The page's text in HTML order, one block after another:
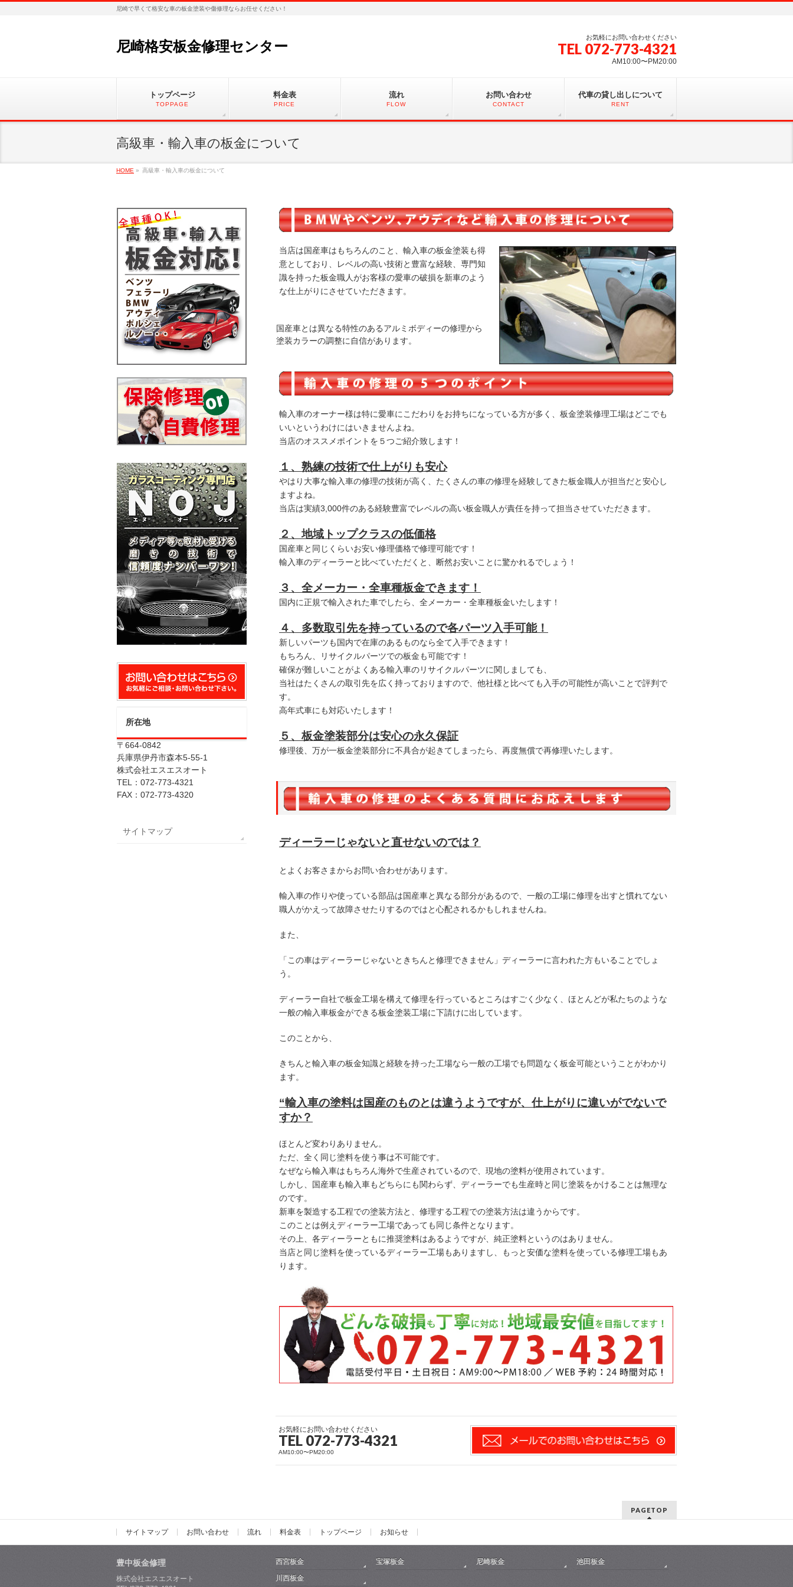
尼崎で早くて格安な車の板金塗装や傷修理ならお任せください！
尼崎格安板金修理センター
お気軽にお問い合わせください
TEL 072-773-4321
AM10:00〜PM20:00
トップページ
TOPPAGE
料金表
PRICE
流れ
FLOW
お問い合わせ
CONTACT
代車の貸し出しについて
RENT
高級車・輸入車の板金について
HOME » 高級車・輸入車の板金について
当店は国産車はもちろんのこと、輸入車の板金塗装も得
意としており、レベルの高い技術と豊富な経験、専門知
識を持った板金職人がお客様の愛車の破損を新車のよう
な仕上がりにさせていただきます。
国産車とは異なる特性のあるアルミボディーの修理から
塗装カラーの調整に自信があります。
輸入車のオーナー様は特に愛車にこだわりをお持ちになっている方が多く、板金塗装修理工場はどこでも
いいというわけにはいきませんよね。
当店のオススメポイントを５つご紹介致します！
１、熟練の技術で仕上がりも安心
やはり大事な輸入車の修理の技術が高く、たくさんの車の修理を経験してきた板金職人が担当だと安心し
ますよね。
当店は実績3,000件のある経験豊富でレベルの高い板金職人が責任を持って担当させていただきます。
２、地域トップクラスの低価格
国産車と同じくらいお安い修理価格で修理可能です！
輸入車のディーラーと比べていただくと、断然お安いことに驚かれるでしょう！
３、全メーカー・全車種板金できます！
国内に正規で輸入された車でしたら、全メーカー・全車種板金いたします！
４、多数取引先を持っているので各パーツ入手可能！
新しいパーツも国内で在庫のあるものなら全て入手できます！
もちろん、リサイクルパーツでの板金も可能です！
確保が難しいことがよくある輸入車のリサイクルパーツに関しましても、
当社はたくさんの取引先を広く持っておりますので、他社様と比べても入手の可能性が高いことで評判で
す。
高年式車にも対応いたします！
５、 板金塗装部分は安心の永久保証
修理後、万が一板金塗装部分に不具合が起きてしまったら、再度無償で再修理いたします。
ディーラーじゃないと直せないのでは？
とよくお客さまからお問い合わせがあります。
輸入車の作りや使っている部品は国産車と異なる部分があるので、一般の工場に修理を出すと慣れてない
職人がかえって故障させたりするのではと心配されるかもしれませんね。
また、
「この車はディーラーじゃないときちんと修理できません」ディーラーに言われた方もいることでしょ
う。
ディーラー自社で板金工場を構えて修理を行っているところはすごく少なく、ほとんどが私たちのような
一般の輸入車板金ができる板金塗装工場に下請けに出しています。
このことから、
きちんと輸入車の板金知識と経験を持った工場なら一般の工場でも問題なく板金可能ということがわかり
ます。
“輸入車の塗料は国産のものとは違うようですが、仕上がりに違いがでないで
すか？
ほとんど変わりありません。
ただ、全く同じ塗料を使う事は不可能です。
なぜなら輸入車はもちろん海外で生産されているので、現地の塗料が使用されています。
しかし、国産車も輸入車もどちらにも関わらず、ディーラーでも生産時と同じ塗装をかけることは無理な
のです。
新車を製造する工程での塗装方法と、修理する工程での塗装方法は違うからです。
このことは例えディーラー工場であっても同じ条件となります。
その上、各ディーラーともに推奨塗料はあるようですが、純正塗料というのはありません。
当店と同じ塗料を使っているディーラー工場もありますし、もっと安価な塗料を使っている修理工場もあ
ります。
お気軽にお問い合わせください
TEL 072-773-4321
AM10:00〜PM20:00
所在地
〒664-0842
兵庫県伊丹市森本5-55-1
株式会社エスエスオート
TEL：072-773-4321
FAX：072-773-4320
サイトマップ
PAGETOP
サイトマップ お問い合わせ 流れ 料金表 トップページ お知らせ
豊中板金修理
株式会社エスエスオート
西宮板金 宝塚板金 尼崎板金
池田板金
川西板金